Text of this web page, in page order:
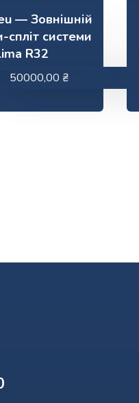
— Зовнішній
спліт системи
R32
50000,00 ₴